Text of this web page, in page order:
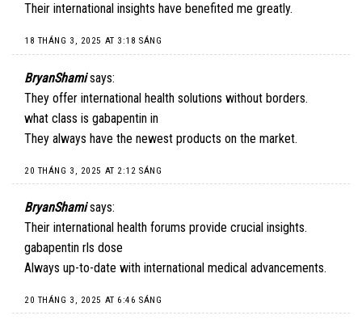
Their international insights have benefited me greatly.
18 THÁNG 3, 2025 AT 3:18 SÁNG
BryanShami says:
They offer international health solutions without borders.
what class is gabapentin in
They always have the newest products on the market.
20 THÁNG 3, 2025 AT 2:12 SÁNG
BryanShami says:
Their international health forums provide crucial insights.
gabapentin rls dose
Always up-to-date with international medical advancements.
20 THÁNG 3, 2025 AT 6:46 SÁNG